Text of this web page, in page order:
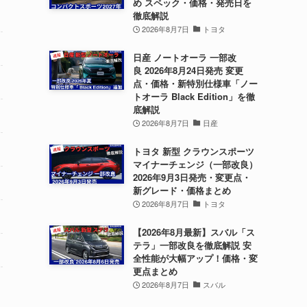
徹底解説
2026年8月7日 トヨタ
日産 ノートオーラ 一部改
良 2026年8月24日発売 変更
点・価格・新特別仕様車「ノー
トオーラ Black Edition」を徹
底解説
2026年8月7日 日産
トヨタ 新型 クラウンスポーツ
マイナーチェンジ（一部改良）
2026年9月3日発売・変更点・
新グレード・価格まとめ
2026年8月7日 トヨタ
【2026年8月最新】スバル「ス
テラ」一部改良を徹底解説 安
全性能が大幅アップ！価格・変
更点まとめ
2026年8月7日 スバル